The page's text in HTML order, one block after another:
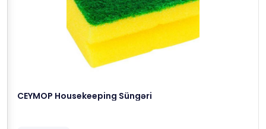
CEYMOP Housekeeping Süngəri